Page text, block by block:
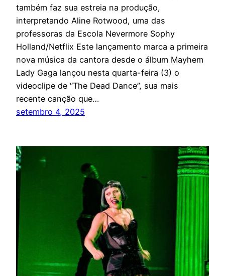
também faz sua estreia na produção,
interpretando Aline Rotwood, uma das
professoras da Escola Nevermore Sophy
Holland/Netflix Este lançamento marca a primeira
nova música da cantora desde o álbum Mayhem
Lady Gaga lançou nesta quarta-feira (3) o
videoclipe de “The Dead Dance”, sua mais
recente canção que…
setembro 4, 2025